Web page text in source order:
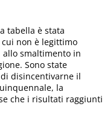
tabella è stata
non è legittimo
smaltimento in
Sono state
disincentivarne il
la
che i risultati raggiunti